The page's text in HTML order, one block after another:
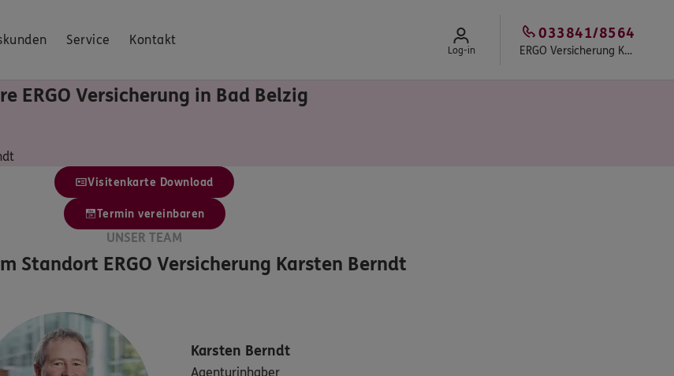
Service Kontakt
Log-in ERGO Versicherung Karsten Berndt
033841/8564
ERGO Versicherung in Bad Belzig
Visitenkarte Download
Termin vereinbaren
UNSER TEAM
Standort ERGO Versicherung Karsten Berndt
Karsten Berndt
Agenturinhaber